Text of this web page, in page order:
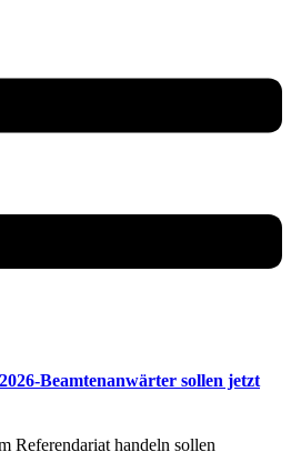
Beamtenanwärter sollen jetzt
Referendariat handeln sollen